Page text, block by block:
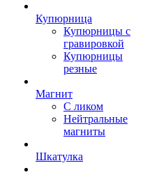
Купюрница
Купюрницы с
гравировкой
Купюрницы
резные
Магнит
С ликом
Нейтральные
магниты
Шкатулка